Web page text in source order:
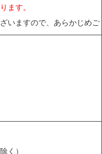
ます。
いますので、あらかじめご
く）